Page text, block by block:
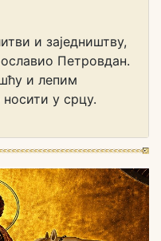
и заједништву,
Петровдан.
и лепим
у срцу.